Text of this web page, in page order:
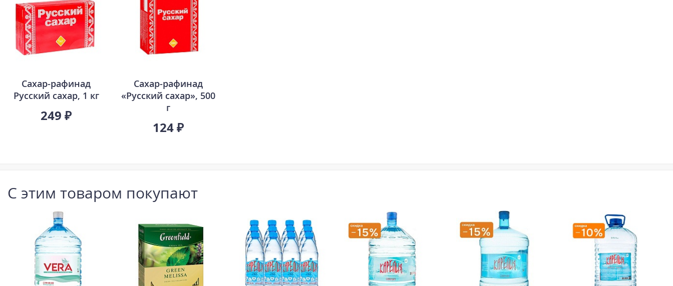
Сахар-рафинад
Русский сахар, 1 кг
249 ₽
Сахар-рафинад
«Русский сахар», 500
г
124 ₽
С этим товаром покупают